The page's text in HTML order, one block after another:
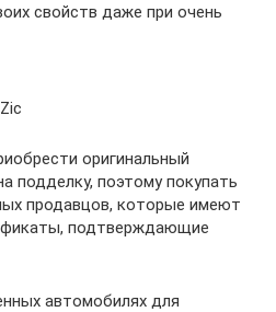
свойств даже при очень
оригинальный
подделку, поэтому покупать
продавцов, которые имеют
подтверждающие
автомобилях для